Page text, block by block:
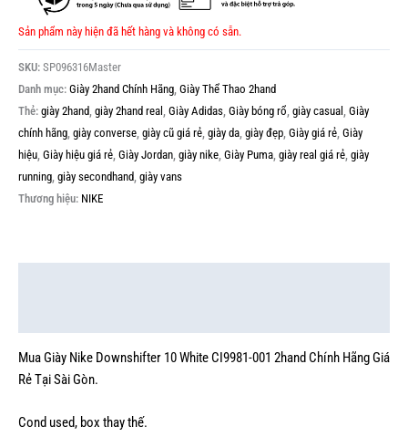
Sản phẩm này hiện đã hết hàng và không có sẵn.
SKU: SP096316Master
Danh mục: Giày 2hand Chính Hãng Giày Thể Thao 2hand
Thẻ: giày 2hand giày 2hand real Giày Adidas Giày bóng rổ giày casual Giày
chính hãng giày converse giày cũ giá rẻ giày da giày đẹp Giày giá rẻ Giày
hiệu Giày hiệu giá rẻ Giày Jordan giày nike Giày Puma giày real giá rẻ giày
running giày secondhand giày vans
Thương hiệu: NIKE
Mua Giày Nike Downshifter 10 White CI9981-001 2hand Chính Hãng Giá
Rẻ Tại Sài Gòn.
Cond used, box thay thế.